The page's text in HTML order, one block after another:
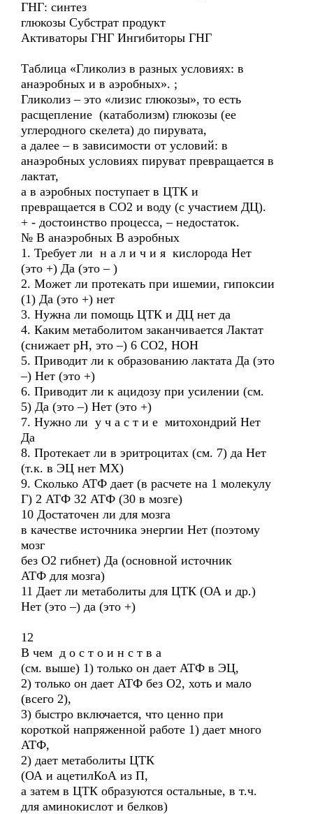
ГНГ: синтез
глюкозы Субстрат продукт
Активаторы ГНГ Ингибиторы ГНГ
Таблица «Гликолиз в разных условиях: в
анаэробных и в аэробных». ;
Гликолиз – это «лизис глюкозы», то есть
расщепление (катаболизм) глюкозы (ее
углеродного скелета) до пирувата,
а далее – в зависимости от условий: в
анаэробных условиях пируват превращается в
лактат,
а в аэробных поступает в ЦТК и
превращается в СО2 и воду (с участием ДЦ).
+ - достоинство процесса, – недостаток.
№ В анаэробных В аэробных
1. Требует ли н а л и ч и я кислорода Нет
(это +) Да (это – )
2. Может ли протекать при ишемии, гипоксии
(1) Да (это +) нет
3. Нужна ли помощь ЦТК и ДЦ нет да
4. Каким метаболитом заканчивается Лактат
(снижает рН, это –) 6 СО2, НОН
5. Приводит ли к образованию лактата Да (это
–) Нет (это +)
6. Приводит ли к ацидозу при усилении (см.
5) Да (это –) Нет (это +)
7. Нужно ли у ч а с т и е митохондрий Нет
Да
8. Протекает ли в эритроцитах (см. 7) да Нет
(т.к. в ЭЦ нет МХ)
9. Сколько АТФ дает (в расчете на 1 молекулу
Г) 2 АТФ 32 АТФ (30 в мозге)
10 Достаточен ли для мозга
в качестве источника энергии Нет (поэтому
мозг
без О2 гибнет) Да (основной источник
АТФ для мозга)
11 Дает ли метаболиты для ЦТК (ОА и др.)
Нет (это –) да (это +)
12
В чем д о с т о и н с т в а
(см. выше) 1) только он дает АТФ в ЭЦ,
2) только он дает АТФ без О2, хоть и мало
(всего 2),
3) быстро включается, что ценно при
короткой напряженной работе 1) дает много
АТФ,
2) дает метаболиты ЦТК
(ОА и ацетилКоА из П,
а затем в ЦТК образуются остальные, в т.ч.
для аминокислот и белков)